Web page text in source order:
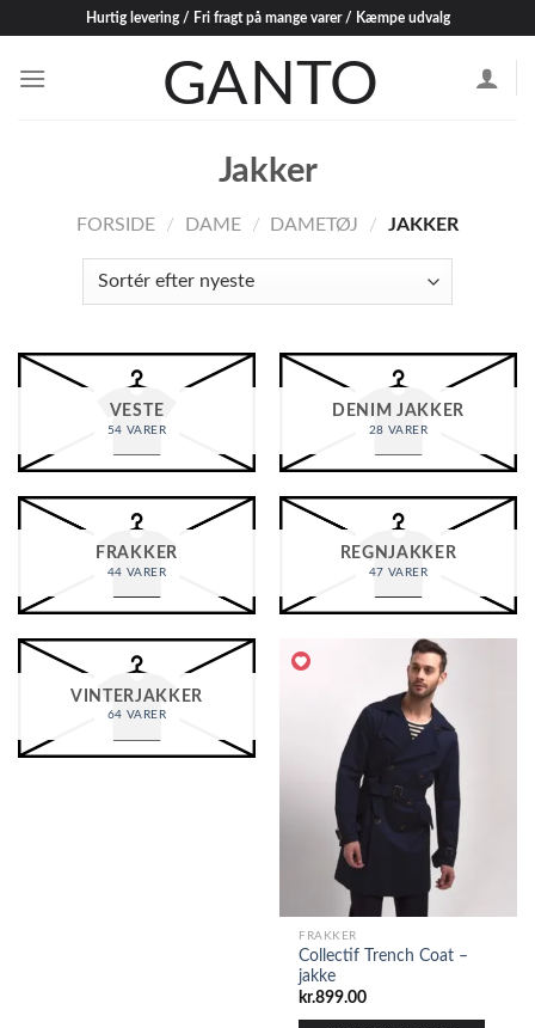
content
Hurtig levering / Fri fragt på mange varer / Kæmpe udvalg
Jakker
FORSIDE / DAME / DAMETØJ / JAKKER
VESTE
54 VARER
DENIM JAKKER
28 VARER
FRAKKER
44 VARER
REGNJAKKER
47 VARER
VINTERJAKKER
64 VARER
FRAKKER
Collectif Trench Coat –
jakke
kr.899.00